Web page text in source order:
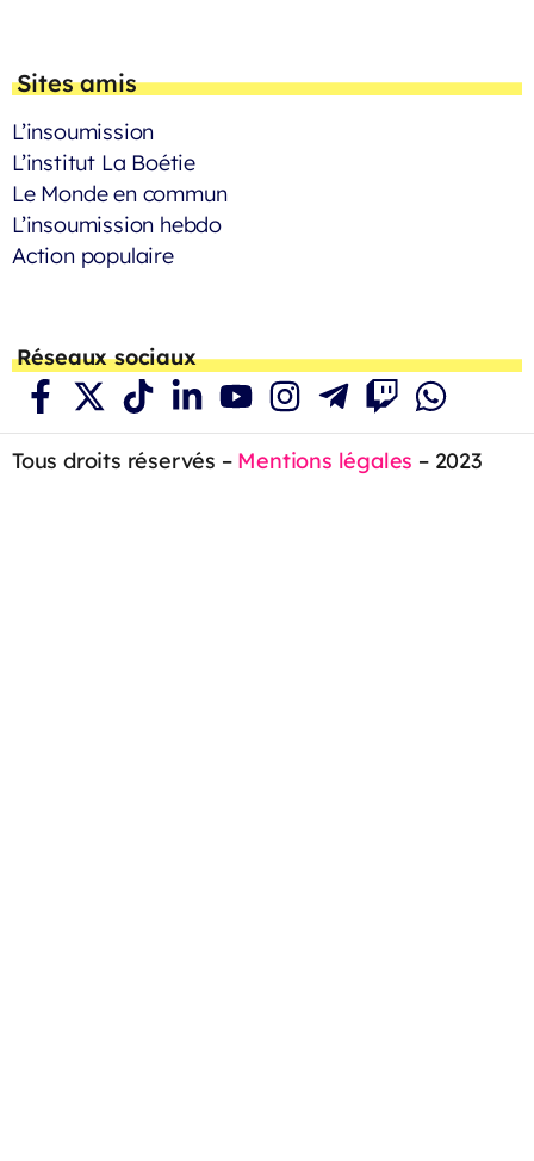
Sites amis
L’insoumission
L’institut La Boétie
Le Monde en commun
L’insoumission hebdo
Action populaire
Réseaux sociaux
Tous droits réservés – Mentions légales – 2023